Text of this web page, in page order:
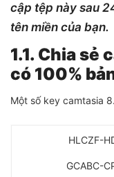
cập tệp này sau
tên miền của bạn.
1.1. Chia sẻ
có 100%
Một số key camtasia
HLCZF-
GCABC-